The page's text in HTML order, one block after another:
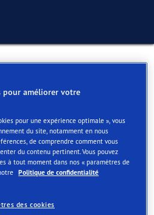
HASSELT
et en magasin
Avis
pour améliorer votre
pour une expérience optimale », vous
du site, notamment en nous
de comprendre comment vous
du contenu pertinent. Vous pouvez
à tout moment dans nos « paramètres de
Politique de confidentialité
des cookies